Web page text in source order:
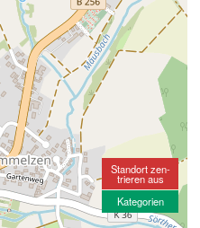
Standort zen-
trieren aus
Kategorien